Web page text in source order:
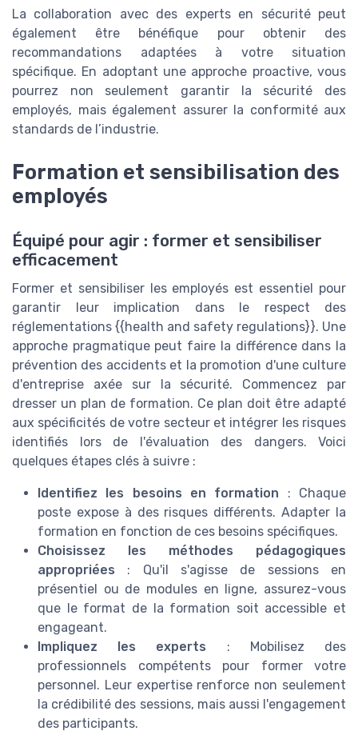
La collaboration avec des experts en sécurité peut
également être bénéfique pour obtenir des
recommandations adaptées à votre situation
spécifique. En adoptant une approche proactive, vous
pourrez non seulement garantir la sécurité des
employés, mais également assurer la conformité aux
standards de l’industrie.
Formation et sensibilisation des
employés
Équipé pour agir : former et sensibiliser
efficacement
Former et sensibiliser les employés est essentiel pour
garantir leur implication dans le respect des
réglementations {{health and safety regulations}}. Une
approche pragmatique peut faire la différence dans la
prévention des accidents et la promotion d'une culture
d'entreprise axée sur la sécurité. Commencez par
dresser un plan de formation. Ce plan doit être adapté
aux spécificités de votre secteur et intégrer les risques
identifiés lors de l'évaluation des dangers. Voici
quelques étapes clés à suivre :
Identifiez les besoins en formation : Chaque
poste expose à des risques différents. Adapter la
formation en fonction de ces besoins spécifiques.
Choisissez les méthodes pédagogiques
appropriées : Qu'il s'agisse de sessions en
présentiel ou de modules en ligne, assurez-vous
que le format de la formation soit accessible et
engageant.
Impliquez les experts : Mobilisez des
professionnels compétents pour former votre
personnel. Leur expertise renforce non seulement
la crédibilité des sessions, mais aussi l'engagement
des participants.